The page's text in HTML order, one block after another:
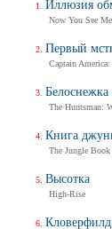
Иллюзия
Now You See
Первый
Captain
The Huntsman:
Книга
The Jungle Book
Высотка
High-Rise